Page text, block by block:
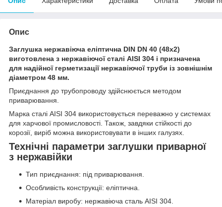
Опис
Заглушка нержавіюча еліптична DIN DN 40 (48x2)
виготовлена ​​з нержавіючої сталі AISI 304 і призначена
для надійної герметизації нержавіючої труби із зовнішнім
діаметром 48 мм.
Приєднання до трубопроводу здійснюється методом
приварювання.
Марка сталі AISI 304 використовується переважно у системах
для харчової промисловості. Також, завдяки стійкості до
корозії, виріб можна використовувати в інших галузях.
Технічні параметри заглушки приварної
з нержавійки
Тип приєднання: під приварювання.
Особливість конструкції: еліптична.
Матеріал виробу: нержавіюча сталь AISI 304.